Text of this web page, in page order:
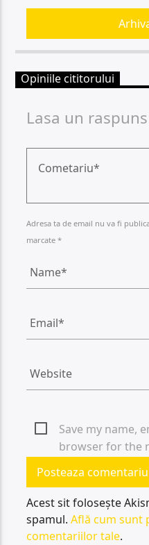
Opiniile cititorului
Lasa un raspuns
Adresa ta de email nu va fi
marcate *
Save my name,
browser for the
Acest sit folosește
spamul.Află cum sunt
comentariilor tale.